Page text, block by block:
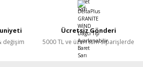
değişim
Ücretsiz Gönderi
5000 TL ve üzeri tüm siparişlerde